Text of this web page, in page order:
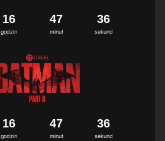
godzin
16
minut
47
sekund
35
godzin
16
minut
47
sekund
35